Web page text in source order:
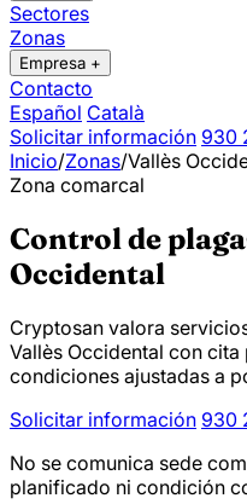
Sectores
Zonas
Empresa +
Contacto
Español Català
Solicitar información 930
Inicio/Zonas/Vallès
Zona comarcal
Control de
Occidental
Cryptosan valora
Vallès Occidental con
condiciones ajustadas a
Solicitar información 930
No se comunica sede
planificado ni condición